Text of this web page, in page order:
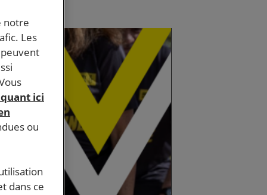
notre
Les
ici
ou
dans ce